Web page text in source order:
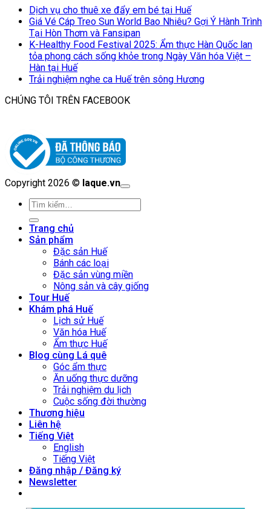
Dịch vụ cho thuê xe đẩy em bé tại Huế
Giá Vé Cáp Treo Sun World Bao Nhiêu? Gợi Ý Hành Trình
Tại Hòn Thơm và Fansipan
K-Healthy Food Festival 2025: Ẩm thực Hàn Quốc lan
tỏa phong cách sống khỏe trong Ngày Văn hóa Việt –
Hàn tại Huế
Trải nghiệm nghe ca Huế trên sông Hương
CHÚNG TÔI TRÊN FACEBOOK
Copyright 2026 © laque.vn
Tìm
Trang chủ
Sản phẩm
Đặc sản Huế
Bánh các loại
Đặc sản vùng miền
Nông sản và cây giống
Tour Huế
Khám phá Huế
Lịch sử Huế
Văn hóa Huế
Ẩm thực Huế
Blog cùng Lá quê
Góc ẩm thực
Ăn uống thực dưỡng
Trải nghiệm du lịch
Cuộc sống đời thường
Thương hiệu
Liên hệ
Tiếng Việt
English
Tiếng Việt
Đăng nhập / Đăng ký
Newsletter